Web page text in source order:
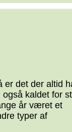
er det der altid
kaldet for
år været et
typer af